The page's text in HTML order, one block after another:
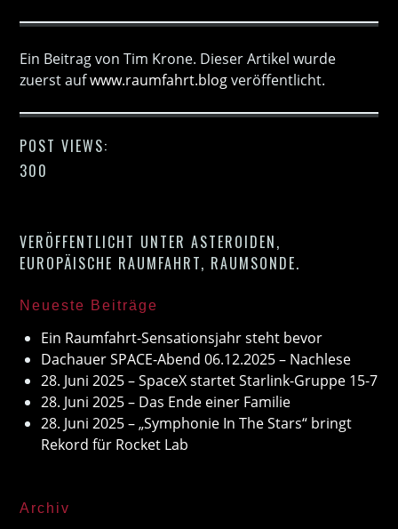
Ein Beitrag von Tim Krone. Dieser Artikel wurde
zuerst aufwww.raumfahrt.blogveröffentlicht.
POST VIEWS:
300
VERÖFFENTLICHT UNTERASTEROIDEN,
EUROPÄISCHE RAUMFAHRT, RAUMSONDE.
Neueste Beiträge
Ein Raumfahrt-Sensationsjahr steht bevor
Dachauer SPACE-Abend 06.12.2025 – Nachlese
28. Juni 2025 – SpaceX startet Starlink-Gruppe 15-7
28. Juni 2025 – Das Ende einer Familie
28. Juni 2025 – „Symphonie In The Stars“ bringt
Rekord für Rocket Lab
Archiv